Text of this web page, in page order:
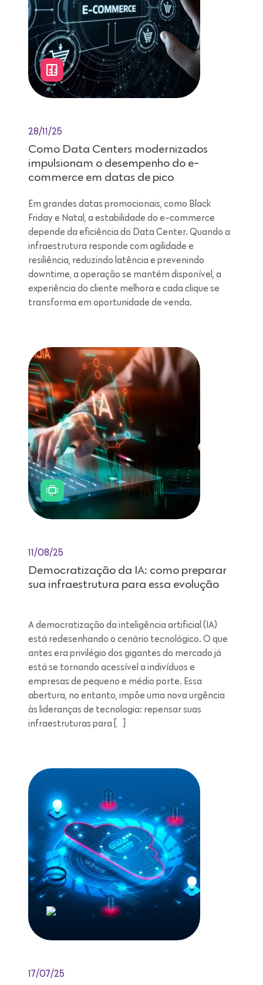
28/11/25
Como Data Centers modernizados
impulsionam o desempenho do e-
commerce em datas de pico
Em grandes datas promocionais, como Black
Friday e Natal, a estabilidade do e-commerce
depende da eficiência do Data Center. Quando a
infraestrutura responde com agilidade e
resiliência, reduzindo latência e prevenindo
downtime, a operação se mantém disponível, a
experiência do cliente melhora e cada clique se
transforma em oportunidade de venda.
11/08/25
Democratização da IA: como preparar
sua infraestrutura para essa evolução
A democratização da inteligência artificial (IA)
está redesenhando o cenário tecnológico. O que
antes era privilégio dos gigantes do mercado já
está se tornando acessível a indivíduos e
empresas de pequeno e médio porte. Essa
abertura, no entanto, impõe uma nova urgência
às lideranças de tecnologia: repensar suas
infraestruturas para […]
17/07/25